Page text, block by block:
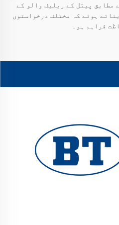
مطابق پیتل کے ریلیف والو کے
ہوئے کہ مختلف درخواستوں
فراہم ہو۔